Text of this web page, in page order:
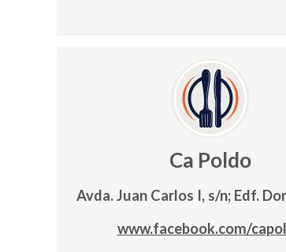
Ca Poldo
Avda. Juan Carlos I, s/n; Edf.
www.facebook.com/